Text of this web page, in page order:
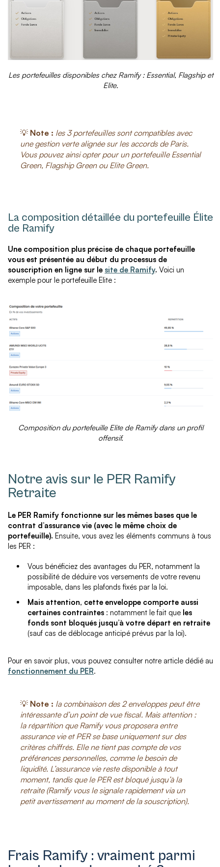
Les portefeuilles disponibles chez Ramify : Essential, Flagship et
Elite.
💡 Note : les 3 portefeuilles sont compatibles avec
une gestion verte alignée sur les accords de Paris.
Vous pouvez ainsi opter pour un portefeuille Essential
Green, Flagship Green ou Elite Green.
La composition détaillée du portefeuille Élite
de Ramify
Une composition plus précise de chaque portefeuille
vous est présentée au début du processus de
souscription en ligne sur le site de Ramify. Voici un
exemple pour le portefeuille Elite :
Composition du portefeuille Elite de Ramify dans un profil
offensif.
Notre avis sur le PER Ramify
Retraite
Le PER Ramify fonctionne sur les mêmes bases que le
contrat d’assurance vie (avec le même choix de
portefeuille). Ensuite, vous avez les éléments communs à tous
les PER :
Vous bénéficiez des avantages du PER, notamment la
possibilité de déduire vos versements de votre revenu
imposable, dans les plafonds fixés par la loi.
Mais attention, cette enveloppe comporte aussi
certaines contraintes : notamment le fait que les
fonds sont bloqués jusqu’à votre départ en retraite
(sauf cas de déblocage anticipé prévus par la loi).
Pour en savoir plus, vous pouvez consulter notre article dédié au
fonctionnement du PER.
💡 Note : la combinaison des 2 enveloppes peut être
intéressante d’un point de vue fiscal. Mais attention :
la répartition que Ramify vous proposera entre
assurance vie et PER se base uniquement sur des
critères chiffrés. Elle ne tient pas compte de vos
préférences personnelles, comme le besoin de
liquidité. L’assurance vie reste disponible à tout
moment, tandis que le PER est bloqué jusqu’à la
retraite(Ramify vous le signale rapidement via un
petit avertissement au moment de la souscription).
Frais Ramify : vraiment parmi